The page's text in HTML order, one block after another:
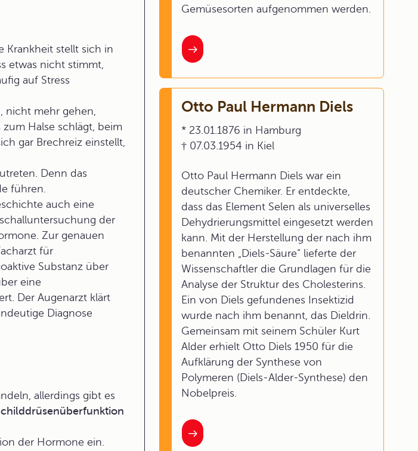
Krankheit stellt sich in
etwas nicht stimmt,
auf Stress
nicht mehr gehen,
Halse schlägt, beim
gar Brechreiz einstellt,
Denn das
führen.
auch eine
der
Zur genauen
für
Substanz über
eine
Der Augenarzt klärt
Diagnose
allerdings gibt es
der Hormone ein.
Gemüsesorten aufgenommen werden.
Otto Paul Hermann Diels
* 23.01.1876 in Hamburg
† 07.03.1954 in Kiel
Otto Paul Hermann Diels war ein
deutscher Chemiker. Er entdeckte,
dass das Element Selen als universelles
Dehydrierungsmittel eingesetzt werden
kann. Mit der Herstellung der nach ihm
benannten „Diels-Säure“ lieferte der
Wissenschaftler die Grundlagen für die
Analyse der Struktur des Cholesterins.
Ein von Diels gefundenes Insektizid
wurde nach ihm benannt, das Dieldrin.
Gemeinsam mit seinem Schüler Kurt
Alder erhielt Otto Diels 1950 für die
Aufklärung der Synthese von
Polymeren (Diels-Alder-Synthese) den
Nobelpreis.